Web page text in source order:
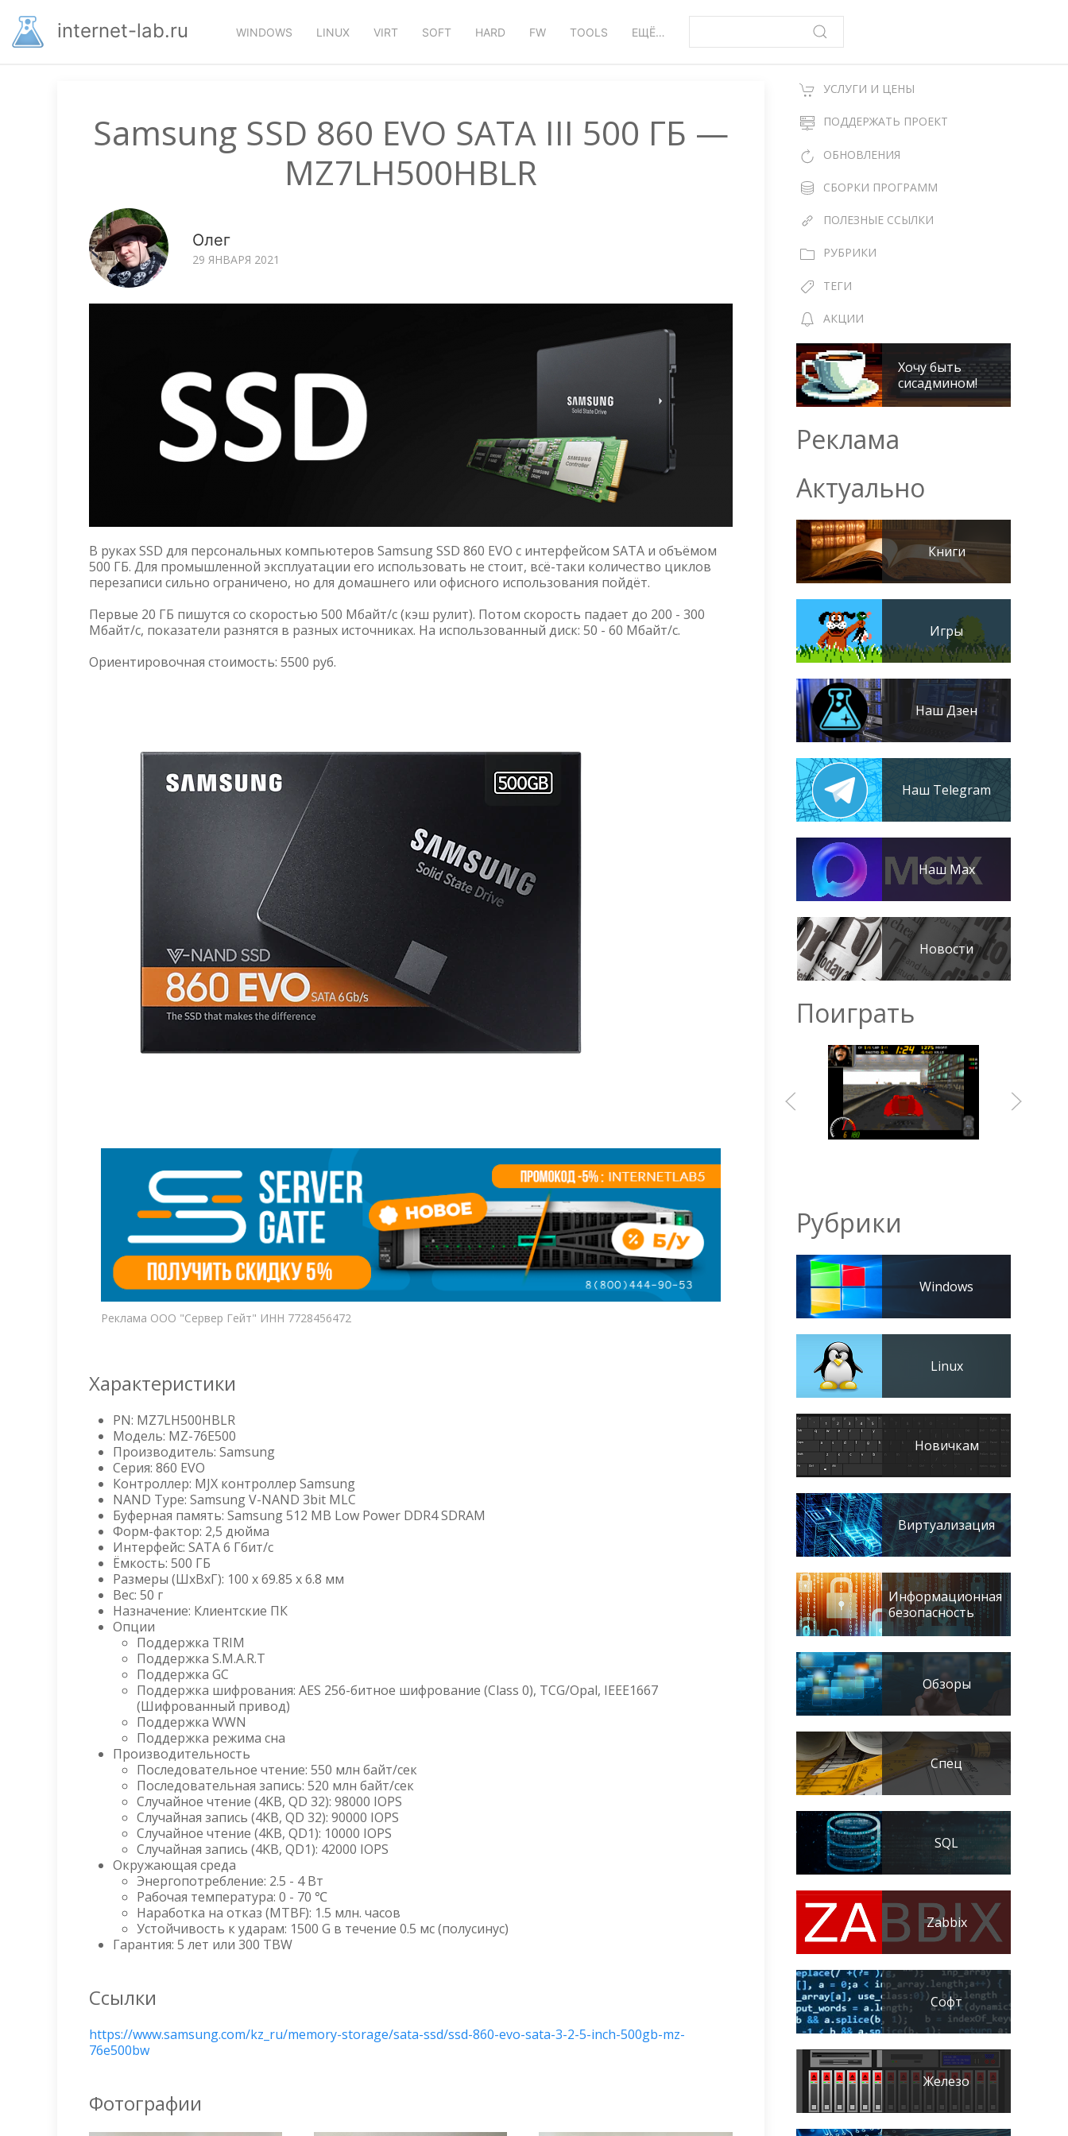
основномуinternet-lab.ru WINDOWS LINUX VIRT SOFT HARD FW TOOLS ЕЩЁ…
Samsung SSD 860 EVO SATA III 500 ГБ —
MZ7LH500HBLR
Олег
29 ЯНВАРЯ 2021
В руках SSD для персональных компьютеров Samsung SSD 860 EVO с интерфейсом SATA и объёмом
500 ГБ. Для промышленной эксплуатации его использовать не стоит, всё-таки количество циклов
перезаписи сильно ограничено, но для домашнего или офисного использования пойдёт.
Первые 20 ГБ пишутся со скоростью 500 Мбайт/c (кэш рулит). Потом скорость падает до 200 - 300
Мбайт/c, показатели разнятся в разных источниках. На использованный диск: 50 - 60 Мбайт/c.
Ориентировочная стоимость: 5500 руб.
Реклама ООО "Сервер Гейт" ИНН 7728456472
Характеристики
PN: MZ7LH500HBLR
Модель: MZ-76E500
Производитель: Samsung
Серия: 860 EVO
Контроллер: MJX контроллер Samsung
NAND Type: Samsung V-NAND 3bit MLC
Буферная память: Samsung 512 MB Low Power DDR4 SDRAM
Форм-фактор: 2,5 дюйма
Интерфейс: SATA 6 Гбит/с
Ёмкость: 500 ГБ
Размеры (ШxВxГ): 100 x 69.85 x 6.8 мм
Вес: 50 г
Назначение: Клиентские ПК
Опции
Поддержка TRIM
Поддержка S.M.A.R.T
Поддержка GC
Поддержка шифрования: AES 256-битное шифрование (Class 0), TCG/Opal, IEEE1667
(Шифрованный привод)
Поддержка WWN
Поддержка режима сна
Производительность
Последовательное чтение: 550 млн байт/сек
Последовательная запись: 520 млн байт/сек
Случайное чтение (4KB, QD 32): 98000 IOPS
Случайная запись (4KB, QD 32): 90000 IOPS
Случайное чтение (4KB, QD1): 10000 IOPS
Случайная запись (4KB, QD1): 42000 IOPS
Окружающая среда
Энергопотребление: 2.5 - 4 Вт
Рабочая температура: 0 - 70 ℃
Наработка на отказ (MTBF): 1.5 млн. часов
Устойчивость к ударам: 1500 G в течение 0.5 мс (полусинус)
Гарантия: 5 лет или 300 TBW
Ссылки
https://www.samsung.com/kz_ru/memory-storage/sata-ssd/ssd-860-evo-sata-3-2-5-inch-500gb-mz-
76e500bw
Фотографии
УСЛУГИ И ЦЕНЫ
ПОДДЕРЖАТЬ ПРОЕКТ
ОБНОВЛЕНИЯ
СБОРКИ ПРОГРАММ
ПОЛЕЗНЫЕ ССЫЛКИ
РУБРИКИ
ТЕГИ
АКЦИИ
Хочу быть
сисадмином!
Реклама
Актуально
Книги
Игры
Наш Дзен
Наш Telegram
Наш Max
Новости
Поиграть
Рубрики
Windows
Linux
Новичкам
Виртуализация
Информационная
безопасность
Обзоры
Спец
SQL
Zabbix
Софт
Железо